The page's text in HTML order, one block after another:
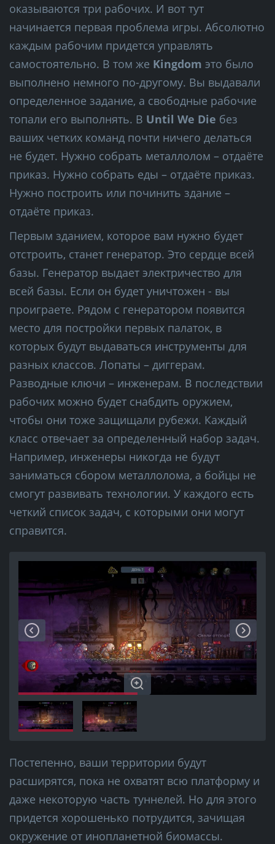
оказываются три рабочих. И вот тут
начинается первая проблема игры. Абсолютно
каждым рабочим придется управлять
самостоятельно. В том же Kingdom это было
выполнено немного по-другому. Вы выдавали
определенное задание, а свободные рабочие
топали его выполнять. В Until We Die без
ваших четких команд почти ничего делаться
не будет. Нужно собрать металлолом – отдаёте
приказ. Нужно собрать еды – отдаёте приказ.
Нужно построить или починить здание –
отдаёте приказ.
Первым зданием, которое вам нужно будет
отстроить, станет генератор. Это сердце всей
базы. Генератор выдает электричество для
всей базы. Если он будет уничтожен - вы
проиграете. Рядом с генератором появится
место для постройки первых палаток, в
которых будут выдаваться инструменты для
разных классов. Лопаты – диггерам.
Разводные ключи – инженерам. В последствии
рабочих можно будет снабдить оружием,
чтобы они тоже защищали рубежи. Каждый
класс отвечает за определенный набор задач.
Например, инженеры никогда не будут
заниматься сбором металлолома, а бойцы не
смогут развивать технологии. У каждого есть
четкий список задач, с которыми они могут
справится.
Постепенно, ваши территории будут
расширятся, пока не охватят всю платформу и
даже некоторую часть туннелей. Но для этого
придется хорошенько потрудится, зачищая
окружение от инопланетной биомассы.